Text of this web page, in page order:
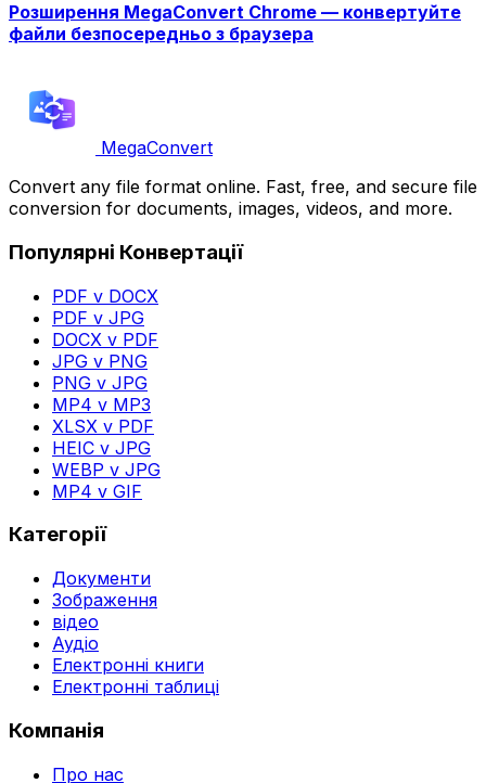
Розширення MegaConvert Chrome — конвертуйте
файли безпосередньо з браузера
MegaConvert
Convert any file format online. Fast, free, and secure file
conversion for documents, images, videos, and more.
Популярні Конвертації
PDF v DOCX
PDF v JPG
DOCX v PDF
JPG v PNG
PNG v JPG
MP4 v MP3
XLSX v PDF
HEIC v JPG
WEBP v JPG
MP4 v GIF
Категорії
Документи
Зображення
відео
Аудіо
Електронні книги
Електронні таблиці
Компанія
Про нас